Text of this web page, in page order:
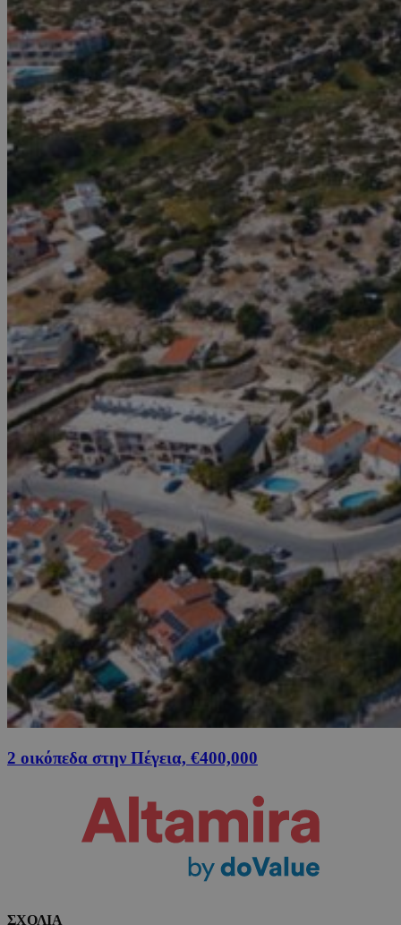
2 οικόπεδα στην Πέγεια, €400,000
ΣΧΟΛΙΑ